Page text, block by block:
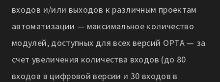
входов и/или выходов к различным проектам
автоматизации — максимальное количество
модулей, доступных для всех версий OPTA — за
счет увеличения количества входов (до 80
входов в цифровой версии и 30 входов в